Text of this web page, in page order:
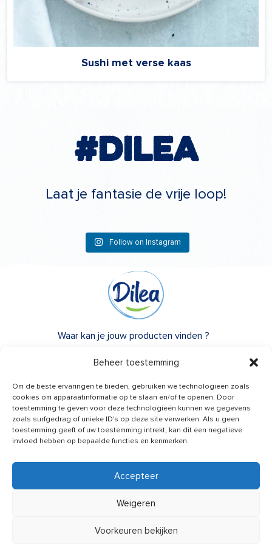
Beheer toestemming
Om de beste ervaringen te bieden, gebruiken we technologieën zoals
cookies om apparaatinformatie op te slaan en/of te openen. Door
toestemming te geven voor deze technologieën kunnen we gegevens
zoals surfgedrag of unieke ID's op deze site verwerken. Als u geen
toestemming geeft of uw toestemming intrekt, kan dit een negatieve
invloed hebben op bepaalde functies en kenmerken.
Accepteer
Weigeren
Voorkeuren bekijken
Sushi met verse kaas
#Dilea
Laat je fantasie de vrije loop!
Follow on Instagram
Heb je advies nodig?
Een vraag?
Waar kan je jouw producten vinden ?
Over Dilea
FAQ
Nieuws van ons ontvangen